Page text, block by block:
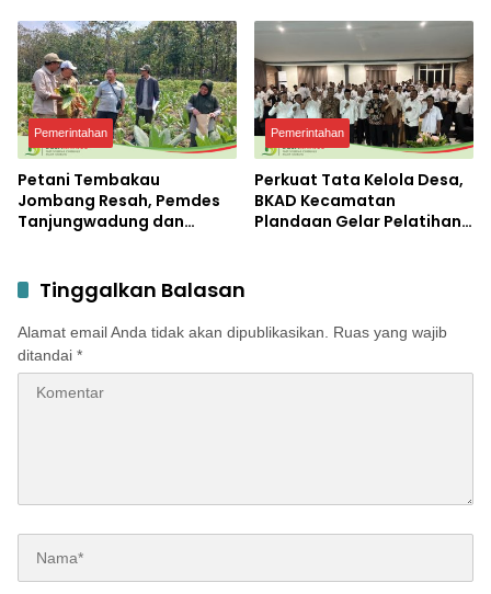
Terbesar di Peterongan
Pemerintahan
Petani Tembakau
Jombang Resah, Pemdes
Tanjungwadung dan
Pemerintahan
Perkuat Tata Kelola Desa,
BKAD Kecamatan
Plandaan Gelar Pelatihan
Tinggalkan Balasan
Alamat email Anda tidak akan dipublikasikan.
Ruas yang wajib
ditandai *